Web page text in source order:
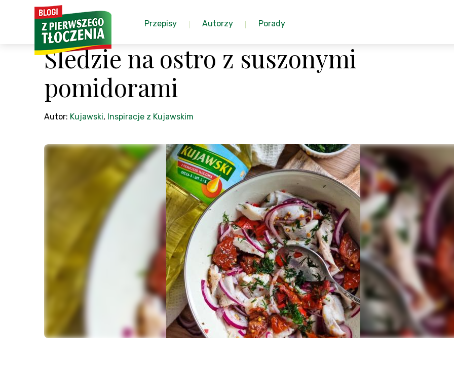
Przepisy Autorzy Porady
Śledzie na ostro z suszonymi
pomidorami
Autor: Kujawski, Inspiracje z Kujawskim